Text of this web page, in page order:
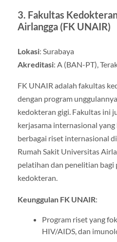
3. Fakultas
Airlangga (FK UNAIR)
Lokasi: Surabaya
Akreditasi: A (BAN-PT),
FK UNAIR adalah fakultas
dengan program
kedokteran gigi. Fakultas ini
kerjasama internasional
berbagai riset internasional
Rumah Sakit Universitas
pelatihan dan penelitian bagi
kedokteran.
Keunggulan FK UNAIR:
Program riset yang
HIV/AIDS, dan